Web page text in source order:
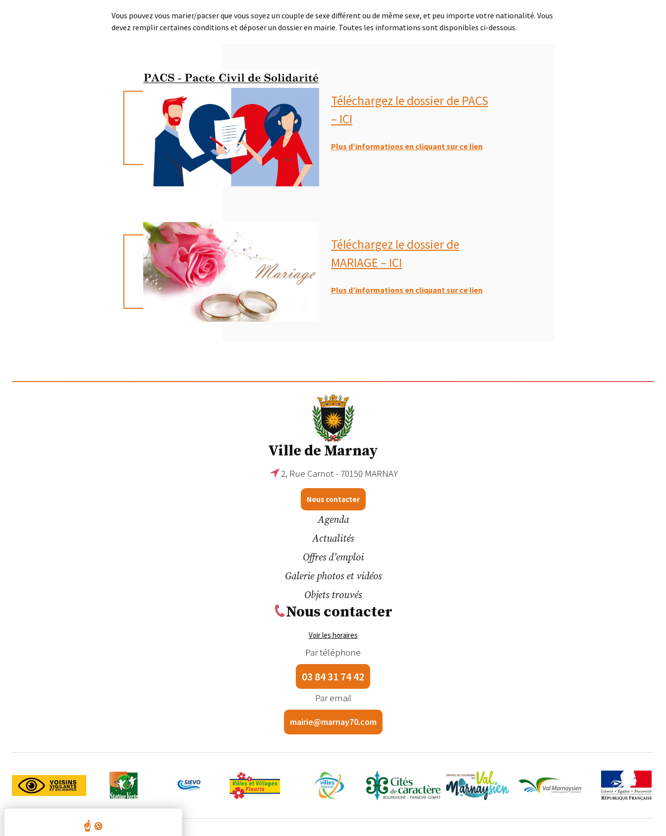
Vous pouvez vous marier/pacser que vous soyez un couple de sexe différent ou de même sexe, et peu importe votre nationalité. Vous
devez remplir certaines conditions et déposer un dossier en mairie. Toutes les informations sont disponibles ci-dessous.
Téléchargez le dossier de PACS
– ICI
Plus d’informations en cliquant sur ce lien
Téléchargez le dossier de
MARIAGE – ICI
Plus d’informations en cliquant sur ce lien
Ville de Marnay
2, Rue Carnot - 70150 MARNAY
Nous contacter
Agenda
Actualités
Offres d’emploi
Galerie photos et vidéos
Objets trouvés
Nous contacter
Voir les horaires
Par téléphone
03 84 31 74 42
Par email
mairie@marnay70.com